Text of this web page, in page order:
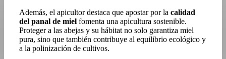
Además, el apicultor destaca que apostar por la calidad
del panal de miel fomenta una apicultura sostenible.
Proteger a las abejas y su hábitat no solo garantiza miel
pura, sino que también contribuye al equilibrio ecológico y
a la polinización de cultivos.